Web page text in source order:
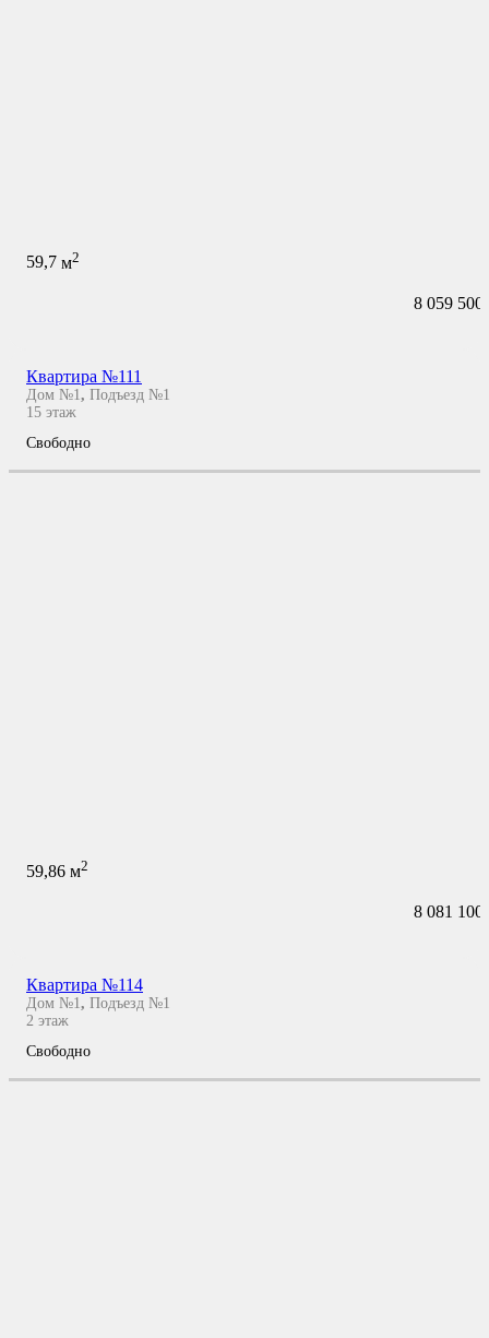
59,7 м2
8 059 500
Квартира №111
Дом №1, Подъезд №1
15 этаж
Свободно
59,86 м2
8 081 100
Квартира №114
Дом №1 , Подъезд №1
2 этаж
Свободно